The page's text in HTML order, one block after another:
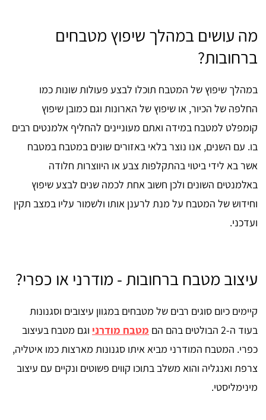
מה עושים במהלך שיפוץ מטבחים
ברחובות?
במהלך שיפוץ של המטבח תוכלו לבצע פעולות שונות כמו
החלפה של הכיור, או שיפוץ של הארונות וגם כמובן שיפוץ
קומפלט למטבח במידה ואתם מעוניינים להחליף אלמנטים רבים
בו. עם השנים, אנו נוצר בלאי באזורים שונים במטבח במטבח
אשר בא לידי ביטוי בהתקלפות צבע או היווצרות חלודה
באלמנטים השונים ולכן חשוב אחת לכמה שנים לבצע שיפוץ
וחידוש של המטבח על מנת לרענן אותו ולשמור עליו במצב תקין
ועדכני.
עיצוב מטבח ברחובות - מודרני או כפרי?
קיימים כיום סוגים רבים של מטבחים במגוון עיצובים וסגנונות
בעוד ה-2 הבולטים בהם הם
מטבח מודרני וגם מטבח בעיצוב
כפרי. המטבח המודרני מביא איתו סגנונות מארצות כמו איטליה,
צרפת ואנגליה והוא משלב בתוכו קווים פשוטים ונקיים עם עיצוב
מינימליסטי.